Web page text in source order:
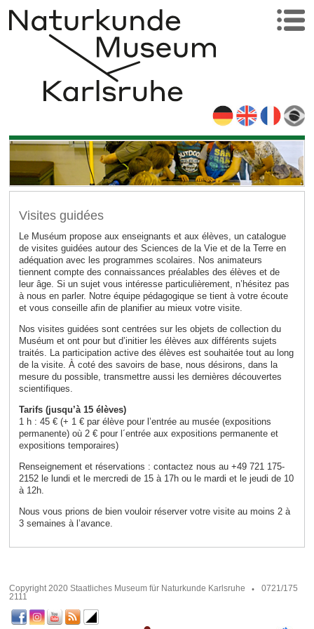
Visites guidées
Le Muséum propose aux enseignants et aux élèves, un catalogue
de visites guidées autour des Sciences de la Vie et de la Terre en
adéquation avec les programmes scolaires. Nos animateurs
tiennent compte des connaissances préalables des élèves et de
leur âge. Si un sujet vous intéresse particulièrement, n’hésitez pas
à nous en parler. Notre équipe pédagogique se tient à votre écoute
et vous conseille afin de planifier au mieux votre visite.
Nos visites guidées sont centrées sur les objets de collection du
Muséum et ont pour but d’initier les élèves aux différents sujets
traités. La participation active des élèves est souhaitée tout au long
de la visite. À coté des savoirs de base, nous désirons, dans la
mesure du possible, transmettre aussi les dernières découvertes
scientifiques.
Tarifs (jusqu’à 15 élèves)
1 h : 45 € (+ 1 € par élève pour l’entrée au musée (expositions
permanente) où 2 € pour l´entrée aux expositions permanente et
expositions temporaires)
Renseignement et réservations : contactez nous au +49 721 175-
2152 le lundi et le mercredi de 15 à 17h ou le mardi et le jeudi de 10
à 12h.
Nous vous prions de bien vouloir réserver votre visite au moins 2 à
3 semaines à l’avance.
Copyright 2020 Staatliches Museum für Naturkunde Karlsruhe
0721/175
2111